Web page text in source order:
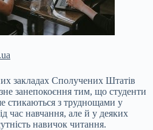
закладах Сполучених Штатів
занепокоєння тим, що студенти
стикаються з труднощами у
час навчання, але й у деяких
навичок читання.